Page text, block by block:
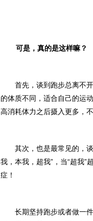
可是，真的是这样嘛？
首先，谈到跑步总离不
的体质不同，适合自己的运
高消耗体力之后摄入更多，
其次，也是最常见的，
我，本我，超我”，当“超我”
症！
长期坚持跑步或者做一